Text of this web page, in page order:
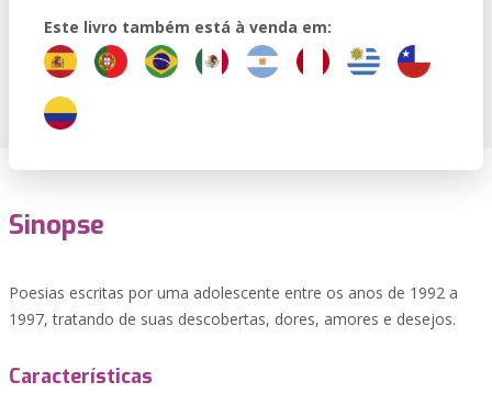
Este livro também está à venda em:
Sinopse
Poesias escritas por uma adolescente entre os anos de 1992 a
1997, tratando de suas descobertas, dores, amores e desejos.
Características